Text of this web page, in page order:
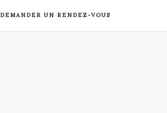
DEMANDER UN RENDEZ-VOUS